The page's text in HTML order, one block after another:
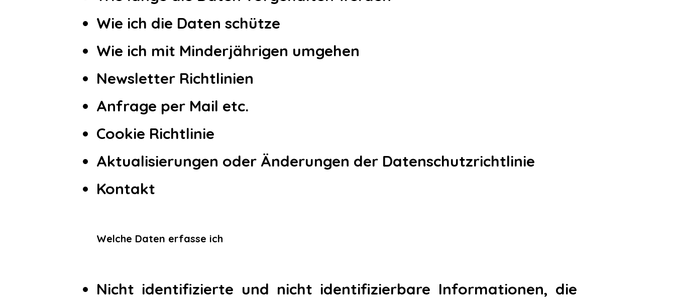
Wie ich die Daten schütze
Wie ich mit Minderjährigen umgehen
Newsletter Richtlinien
Anfrage per Mail etc.
Cookie Richtlinie
Aktualisierungen oder Änderungen der Datenschutzrichtlinie
Kontakt
Welche Daten erfasse ich
Nicht identifizierte und nicht identifizierbare Informationen, die